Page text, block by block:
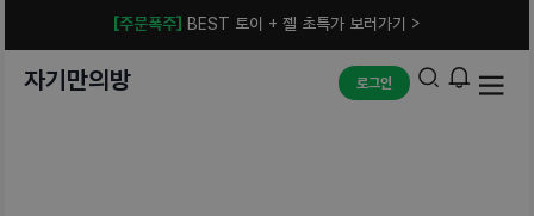
[주문폭주] BEST 토이 + 젤 초특가 보러가기 >
자기만의방 로그인